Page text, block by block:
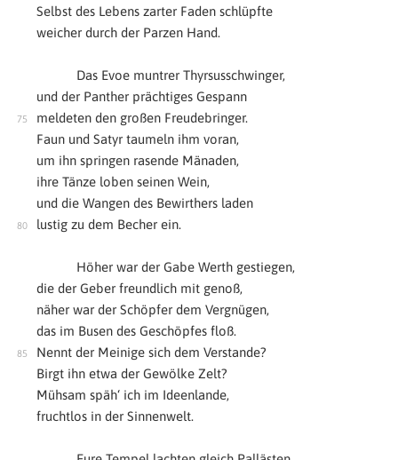
Selbst des Lebens zarter Faden schlüpfte
weicher durch der Parzen Hand.
Das Evoe muntrer Thyrsusschwinger,
und der Panther prächtiges Gespann
meldeten den großen Freudebringer.
Faun und Satyr taumeln ihm voran,
um ihn springen rasende Mänaden,
ihre Tänze loben seinen Wein,
und die Wangen des Bewirthers laden
lustig zu dem Becher ein.
Höher war der Gabe Werth gestiegen,
die der Geber freundlich mit genoß,
näher war der Schöpfer dem Vergnügen,
das im Busen des Geschöpfes floß.
Nennt der Meinige sich dem Verstande?
Birgt ihn etwa der Gewölke Zelt?
Mühsam späh‘ ich im Ideenlande,
fruchtlos in der Sinnenwelt.